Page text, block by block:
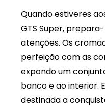
Quando estiveres
GTS Super,
atenções. Os
perfeição com as
expondo um
banco e ao interior.
destinada a